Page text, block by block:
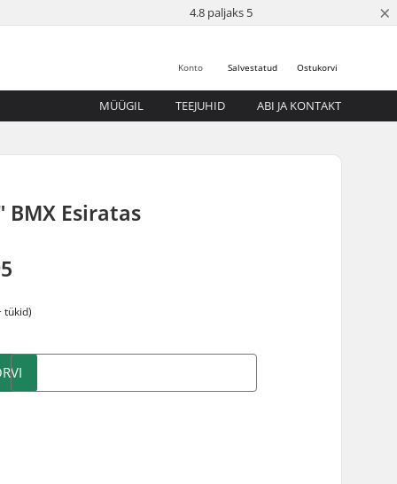
4.8 paljaks 5 ×
Ostukorvi
Salvestatud
Konto
MÜÜGIL TEEJUHID ABI JA KONTAKT
BMX Esiratas
tükid)